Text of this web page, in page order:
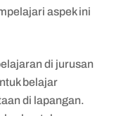
aspek ini
di jurusan
belajar
di lapangan.